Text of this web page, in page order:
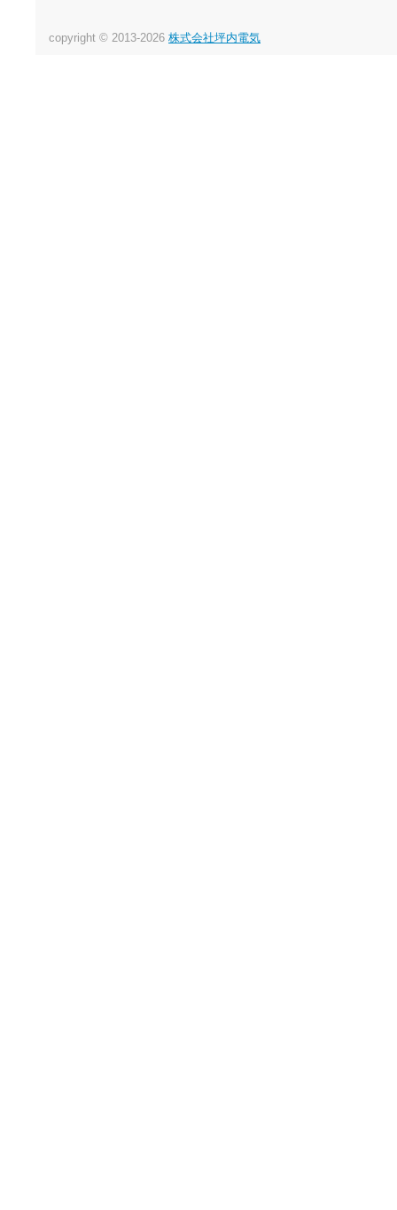
copyright © 2013-2026 株式会社坪内電気